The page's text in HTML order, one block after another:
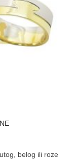
belog ili roze